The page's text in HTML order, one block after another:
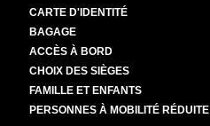
CARTE D'IDENTITÉ
BAGAGE
ACCÈS À BORD
CHOIX DES SIÈGES
FAMILLE ET ENFANTS
PERSONNES À MOBILITÉ RÉDUITE